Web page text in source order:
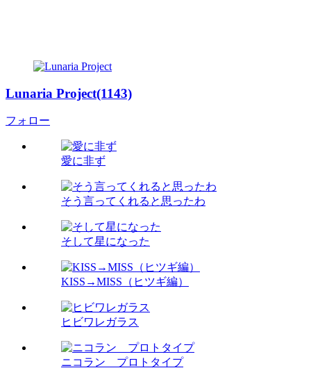
Lunaria Project(1143)
フォロー
愛に非ず
そう言ってくれると思ったわ
そして星になった
KISS→MISS（ヒツギ編）
ヒビワレガラス
ニコラン プロトタイプ